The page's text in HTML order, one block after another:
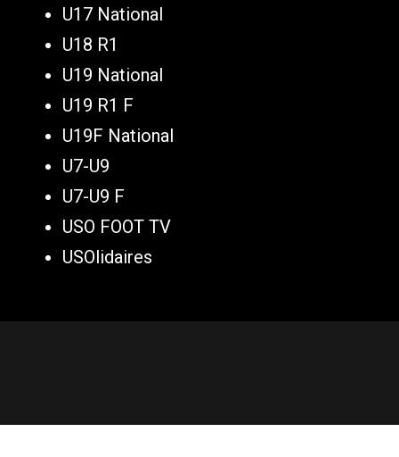
U17 National
U18 R1
U19 National
U19 R1 F
U19F National
U7-U9
U7-U9 F
USO FOOT TV
USOlidaires